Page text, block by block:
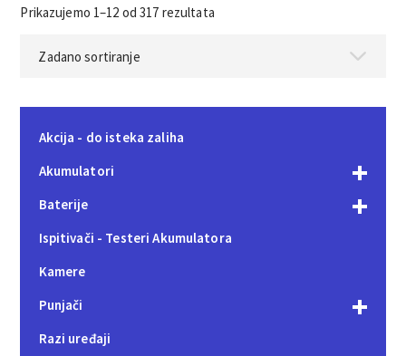
Prikazujemo 1–12 od 317 rezultata
Akcija - do isteka zaliha
Akumulatori
Baterije
Ispitivači - Testeri Akumulatora
Kamere
Punjači
Razi uređaji